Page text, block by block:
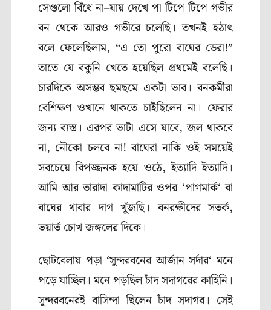
সেগুলো বিঁধে না–যায় দেখে পা টিপে টিপে গভীর
বন থেকে আরও গভীরে চলেছি। তখনই হঠাৎ
বলে ফেলেছিলাম, “এ তো পুরো বাঘের ডেরা!”
তাতে যে বকুনি খেতে হয়েছিল প্রথমেই বলেছি।
চারদিকে অসম্ভব ছমছমে একটা ভাব। বনকর্মীরা
বেশিক্ষণ ওখানে থাকতে চাইছিলেন না। ফেরার
জন্য ব্যস্ত। এরপর ভাটা এসে যাবে,জল থাকবে
না, নৌকো চলবে না! বাঘেরা নাকি ওই সময়েই
সবচেয়ে বিপজ্জনক হয়ে ওঠে,ইত্যাদি ইত্যাদি।
আমি আর তারাদা কাদামাটির ওপর ‘পাগমার্ক‘বা
বাঘের থাবার দাগ খুঁজছি। বনরক্ষীদের সতর্ক,
ভয়ার্ত চোখ জঙ্গলের দিকে।
ছোটবেলায় পড়া ‘সুন্দরবনের আর্জান সর্দার‘মনে
পড়ে যাচ্ছিল। মনে পড়ছিল চাঁদ সদাগরের কাহিনি।
সুন্দরবনেরই বাসিন্দা ছিলেন চাঁদ সদাগর। সেই